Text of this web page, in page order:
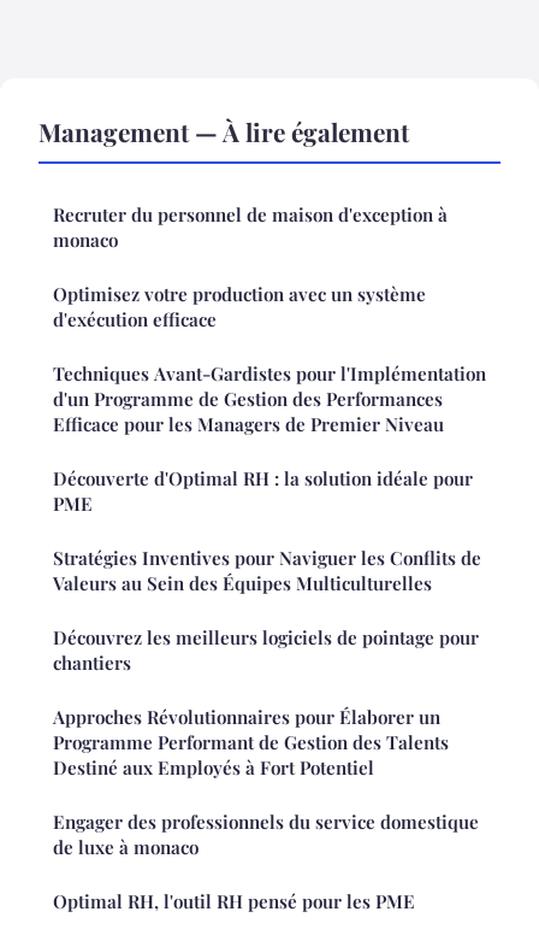
Management — À lire également
Recruter du personnel de maison d'exception à
monaco
Optimisez votre production avec un système
d'exécution efficace
Techniques Avant-Gardistes pour l'Implémentation
d'un Programme de Gestion des Performances
Efficace pour les Managers de Premier Niveau
Découverte d'Optimal RH : la solution idéale pour
PME
Stratégies Inventives pour Naviguer les Conflits de
Valeurs au Sein des Équipes Multiculturelles
Découvrez les meilleurs logiciels de pointage pour
chantiers
Approches Révolutionnaires pour Élaborer un
Programme Performant de Gestion des Talents
Destiné aux Employés à Fort Potentiel
Engager des professionnels du service domestique
de luxe à monaco
Optimal RH, l'outil RH pensé pour les PME